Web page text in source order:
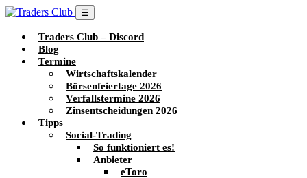
☰
Traders Club – Discord
Blog
Termine
Wirtschaftskalender
Börsenfeiertage 2026
Verfallstermine 2026
Zinsentscheidungen 2026
Tipps
Social-Trading
So funktioniert es!
Anbieter
eToro